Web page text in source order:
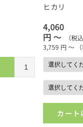
ヒカリ
4,060
円 ～
（税込
3,759 円 ～
カート